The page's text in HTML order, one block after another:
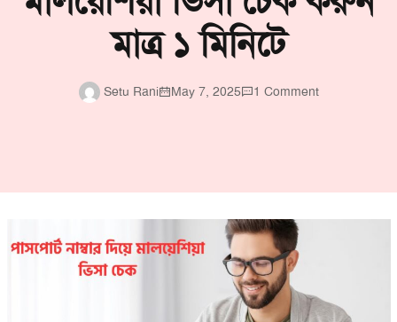
মাত্র ১ মিনিটে
Setu Rani May 7, 2025 1 Comment